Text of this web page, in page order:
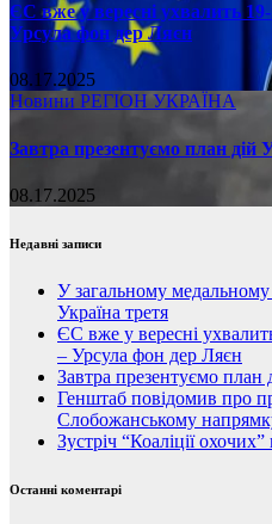
ЄС вже у вересні ухвалить
Урсула фон дер Ляєн
08.17.2025
Новини РЕГІОН УКРАЇНА
Завтра презентуємо план дій
08.17.2025
Недавні записи
У загальному медальному
Україна третя
ЄС вже у вересні
– Урсула фон дер Ляєн
Завтра презентуємо
Генштаб повідомив про
Слобожанському
Зустріч “Коаліції
Останні коментарі